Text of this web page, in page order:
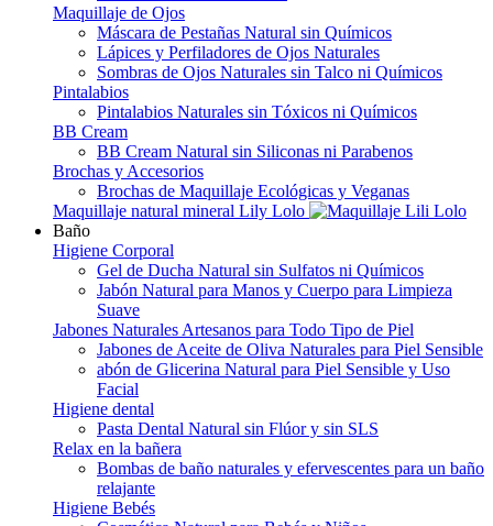
Maquillaje de Ojos
Máscara de Pestañas Natural sin Químicos
Lápices y Perfiladores de Ojos Naturales
Sombras de Ojos Naturales sin Talco ni Químicos
Pintalabios
Pintalabios Naturales sin Tóxicos ni Químicos
BB Cream
BB Cream Natural sin Siliconas ni Parabenos
Brochas y Accesorios
Brochas de Maquillaje Ecológicas y Veganas
Maquillaje natural mineral Lily Lolo
Baño
Higiene Corporal
Gel de Ducha Natural sin Sulfatos ni Químicos
Jabón Natural para Manos y Cuerpo para Limpieza
Suave
Jabones Naturales Artesanos para Todo Tipo de Piel
Jabones de Aceite de Oliva Naturales para Piel Sensible
abón de Glicerina Natural para Piel Sensible y Uso
Facial
Higiene dental
Pasta Dental Natural sin Flúor y sin SLS
Relax en la bañera
Bombas de baño naturales y efervescentes para un baño
relajante
Higiene Bebés